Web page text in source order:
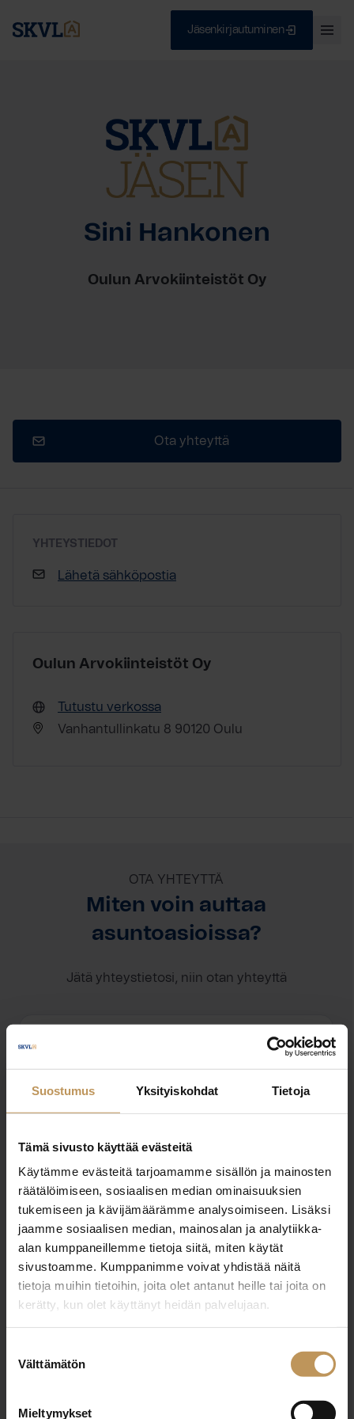
Suostumus Yksityiskohdat Tietoja
Tämä sivusto käyttää evästeitä
Käytämme evästeitä tarjoamamme sisällön ja mainosten
räätälöimiseen, sosiaalisen median ominaisuuksien
tukemiseen ja kävijämäärämme analysoimiseen. Lisäksi
jaamme sosiaalisen median, mainosalan ja analytiikka-
alan kumppaneillemme tietoja siitä, miten käytät
sivustoamme. Kumppanimme voivat yhdistää näitä
tietoja muihin tietoihin, joita olet antanut heille tai joita on
kerätty, kun olet käyttänyt heidän palvelujaan.
valinta
Välttämätön
Mieltymykset
Jäsenkirjautuminen
Sini Hankonen
Oulun Arvokiinteistöt Oy
Ota yhteyttä
YHTEYSTIEDOT
Lähetä sähköpostia
Oulun Arvokiinteistöt Oy
Tutustu verkossa
Vanhantullinkatu 8 90120 Oulu
OTA YHTEYTTÄ
Miten voin auttaa
asuntoasioissa?
Jätä yhteystietosi, niin otan yhteyttä
sini.hankonen@oulunarvokiinteistot.fi
"*" näyttää pakolliset kentät
Aihe
Sähköposti